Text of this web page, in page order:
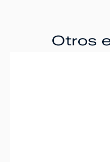
Otros